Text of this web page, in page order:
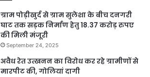
ग्राम पोड़ीखुर्द से ग्राम सुलेशा के बीच दनगरी
घाट तक सड़क निर्माण हेतु 18.37 करोड़ रुपए
की मिली मंजूरी
September 24, 2025
अवैध रेत उत्खनन का विरोध कर रहे ग्रामीणों से
मारपीट की, गोलियां दागी